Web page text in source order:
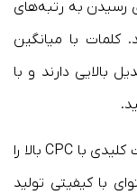
رسیدن به رتبه‌های
کلمات با میانگین
بالایی دارند و با
برای موفقیت در سئو، ابتدا سعی کنید کلمات کلیدی با CPC بالا را
با کیفیتی تولید